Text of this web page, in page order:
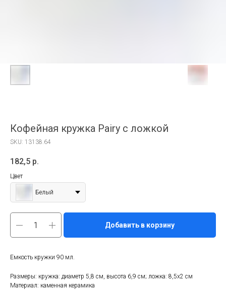
Кофейная кружка Pairy с ложкой
SKU: 13138.64
182,5 р.
Цвет
Белый
Добавить в корзину
Емкость кружки 90 мл.
Размеры: кружка: диаметр 5,8 см, высота 6,9 см; ложка: 8,5x2 см
Материал: каменная керамика